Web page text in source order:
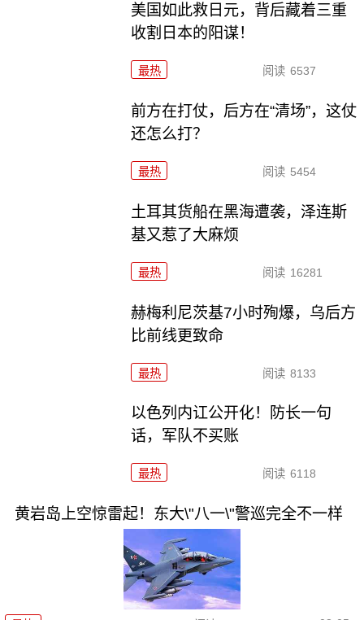
美国如此救日元，背后藏着三重
收割日本的阳谋！
最热 阅读 6537
前方在打仗，后方在“清场”，这仗
还怎么打？
最热 阅读 5454
土耳其货船在黑海遭袭，泽连斯
基又惹了大麻烦
最热 阅读 16281
赫梅利尼茨基7小时殉爆，乌后方
比前线更致命
最热 阅读 8133
以色列内讧公开化！防长一句
话，军队不买账
最热 阅读 6118
黄岩岛上空惊雷起！东大\"八一\"警巡完全不一样